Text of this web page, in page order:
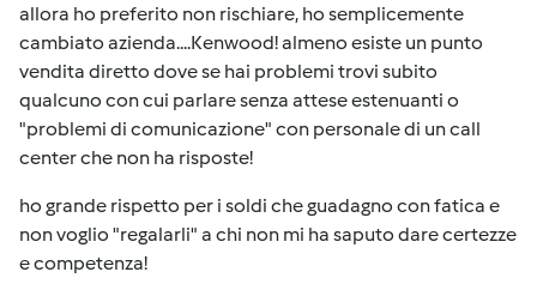
allora ho preferito non rischiare, ho semplicemente
cambiato azienda....Kenwood! almeno esiste un punto
vendita diretto dove se hai problemi trovi subito
qualcuno con cui parlare senza attese estenuanti o
"problemi di comunicazione" con personale di un call
center che non ha risposte!
ho grande rispetto per i soldi che guadagno con fatica e
non voglio "regalarli" a chi non mi ha saputo dare certezze
e competenza!